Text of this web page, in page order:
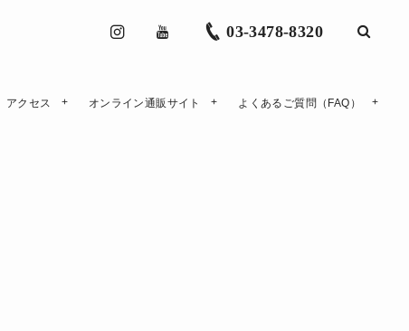
03-3478-8320
アクセス オンライン通販サイト よくあるご質問（FAQ）